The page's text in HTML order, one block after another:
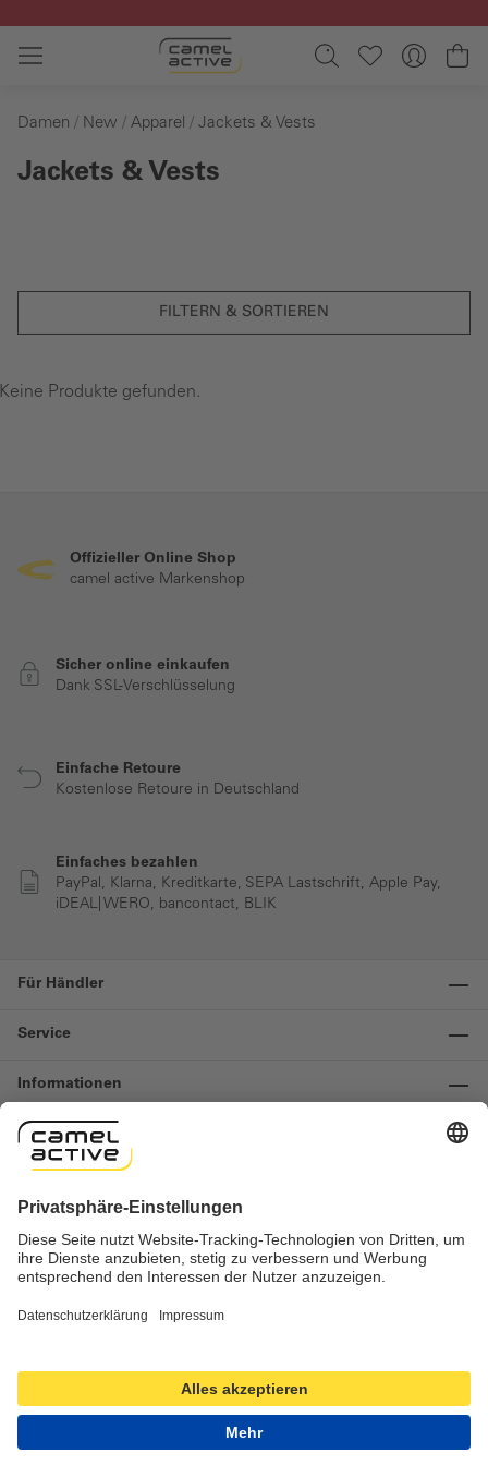
Zum Hauptinhalt springen
Damen New Apparel Jackets & Vests
Jackets & Vests
FILTERN & SORTIEREN
Produkte gefunden.
Offizieller Online Shop
camel active Markenshop
Sicher online einkaufen
Dank SSL-Verschlüsselung
Einfache Retoure
Kostenlose Retoure in Deutschland
Einfaches bezahlen
PayPal, Klarna, Kreditkarte, SEPA Lastschrift, Apple Pay,
iDEAL| WERO, bancontact, BLIK
Für Händler
Service
Informationen
Kontakt
Widerruf